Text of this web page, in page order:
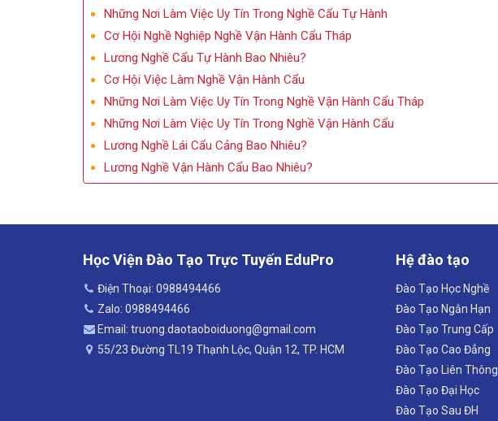
Những Nơi Làm Việc Uy Tín Trong Nghề Cẩu Tự Hành
Cơ Hội Nghề Nghiệp Nghề Vận Hành Cẩu Tháp
Lương Nghề Cẩu Tự Hành Bao Nhiêu?
Cơ Hội Việc Làm Nghề Vận Hành Cẩu
Những Nơi Làm Việc Uy Tín Trong Nghề Vận Hành Cẩu Tháp
Những Nơi Làm Việc Uy Tín Trong Nghề Vận Hành Cẩu
Lương Nghề Lái Cẩu Cảng Bao Nhiêu?
Lương Nghề Vận Hành Cẩu Bao Nhiêu?
Học Viện Đào Tạo Trực Tuyến EduPro
Điện Thoại: 0988494466
Zalo: 0988494466
Email: truong.daotaoboiduong@gmail.com
55/23 Đường TL19 Thạnh Lộc, Quận 12, TP. HCM
Hệ đào tạo
Đào Tạo Học Nghề
Đào Tạo Ngắn Hạn
Đào Tạo Trung Cấp
Đào Tạo Cao Đẳng
Đào Tạo Liên Thông
Đào Tạo Đại Học
Đào Tạo Sau ĐH